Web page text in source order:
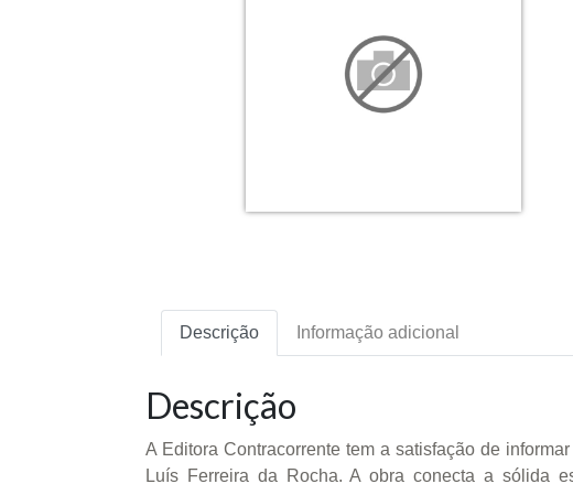
Descrição Informação adicional
Descrição
A Editora Contracorrente tem a satisfação de
Luís Ferreira da Rocha. A obra conecta a sólida